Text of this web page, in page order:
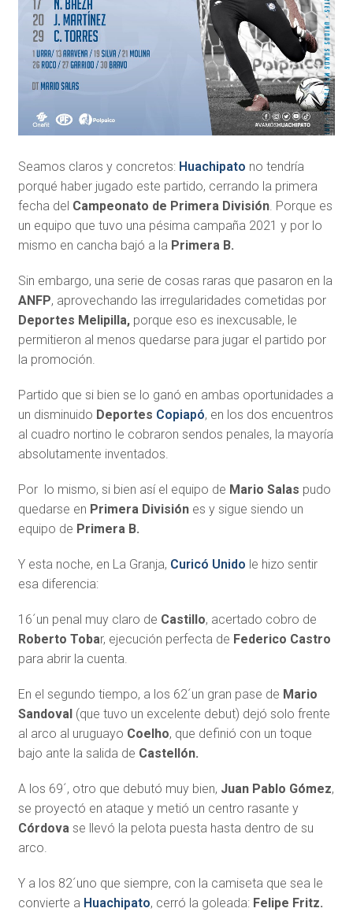
Seamos claros y concretos: Huachipato no tendría
porqué haber jugado este partido, cerrando la primera
fecha del Campeonato de Primera División. Porque es
un equipo que tuvo una pésima campaña 2021 y por lo
mismo en cancha bajó a la Primera B.
Sin embargo, una serie de cosas raras que pasaron en la
ANFP, aprovechando las irregularidades cometidas por
Deportes Melipilla,porque eso es inexcusable, le
permitieron al menos quedarse para jugar el partido por
la promoción.
Partido que si bien se lo ganó en ambas oportunidades a
un disminuido Deportes Copiapó, en los dos encuentros
al cuadro nortino le cobraron sendos penales, la mayoría
absolutamente inventados.
Por lo mismo, si bien así el equipo de Mario Salas pudo
quedarse en Primera Divisiónes y sigue siendo un
equipo de Primera B.
Y esta noche, en La Granja, Curicó Unido le hizo sentir
esa diferencia:
16´un penal muy claro de Castillo, acertado cobro de
Roberto Tobar, ejecución perfecta de Federico Castro
para abrir la cuenta.
En el segundo tiempo, a los 62´un gran pase de Mario
Sandoval(que tuvo un excelente debut) dejó solo frente
al arco al uruguayo Coelho, que definió con un toque
bajo ante la salida de Castellón.
A los 69´, otro que debutó muy bien, Juan Pablo Gómez,
se proyectó en ataque y metió un centro rasante y
Córdova se llevó la pelota puesta hasta dentro de su
arco.
Y a los 82´uno que siempre, con la camiseta que sea le
convierte a Huachipato, cerró la goleada: Felipe Fritz.